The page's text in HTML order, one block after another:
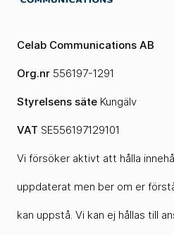
Celab Communications AB
Org.nr 556197-1291
Styrelsens säte Kungälv
VAT SE556197129101
Vi försöker aktivt att hålla
uppdaterat men ber om er
kan uppstå. Vi kan ej hållas till